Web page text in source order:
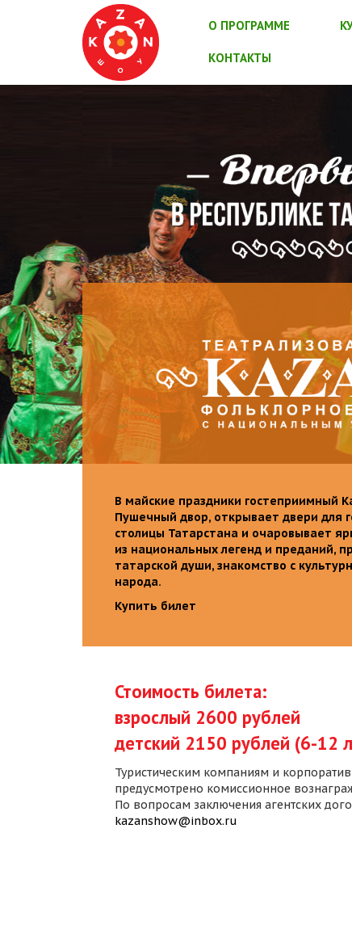
О ПРОГРАММЕ
КОНТАКТЫ
В майские праздники гостеприимный
Пушечный двор, открывает двери для
столицы Татарстана и очаровывает
из национальных легенд и преданий,
татарской души, знакомство с
народа.
Купить билет
Стоимость билета:
взрослый 2600 рублей
детский 2150 рублей (6-12
Туристическим компаниям и
предусмотрено комиссионное
По вопросам заключения агентских
kazanshow@inbox.ru